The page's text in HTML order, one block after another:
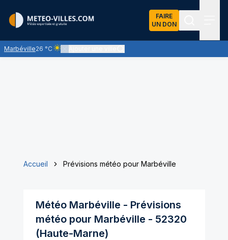
FAIRE
UN DON
Marbéville26 °C
Ciel clair - quasiment pas de nuages et un soleil
Accueil Prévisions météo pour Marbéville
Météo Marbéville - Prévisions
météo pour Marbéville - 52320
(Haute-Marne)